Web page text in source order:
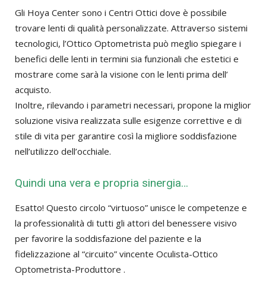
Gli Hoya Center sono i Centri Ottici dove è possibile
trovare lenti di qualità personalizzate. Attraverso sistemi
tecnologici, l’Ottico Optometrista può meglio spiegare i
benefici delle lenti in termini sia funzionali che estetici e
mostrare come sarà la visione con le lenti prima dell’
acquisto.
Inoltre, rilevando i parametri necessari, propone la miglior
soluzione visiva realizzata sulle esigenze correttive e di
stile di vita per garantire così la migliore soddisfazione
nell’utilizzo dell’occhiale.
Quindi una vera e propria sinergia…
Esatto! Questo circolo “virtuoso” unisce le competenze e
la professionalità di tutti gli attori del benessere visivo
per favorire la soddisfazione del paziente e la
fidelizzazione al “circuito” vincente Oculista-Ottico
Optometrista-Produttore .